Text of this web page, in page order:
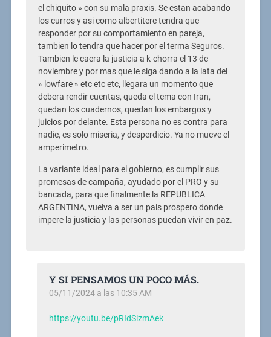
el chiquito » con su mala praxis. Se estan acabando
los curros y asi como albertitere tendra que
responder por su comportamiento en pareja,
tambien lo tendra que hacer por el terma Seguros.
Tambien le caera la justicia a k-chorra el 13 de
noviembre y por mas que le siga dando a la lata del
» lowfare » etc etc etc, llegara un momento que
debera rendir cuentas, queda el tema con Iran,
quedan los cuadernos, quedan los embargos y
juicios por delante. Esta persona no es contra para
nadie, es solo miseria, y desperdicio. Ya no mueve el
amperimetro.
La variante ideal para el gobierno, es cumplir sus
promesas de campaña, ayudado por el PRO y su
bancada, para que finalmente la REPUBLICA
ARGENTINA, vuelva a ser un pais prospero donde
impere la justicia y las personas puedan vivir en paz.
Y SI PENSAMOS UN POCO MÁS.
05/11/2024 a las 10:35 AM
https://youtu.be/pRIdSlzmAek